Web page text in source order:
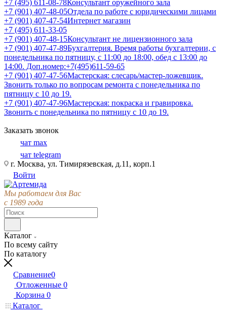
+7 (495) 611-08-78Консультант оружейного зала
+7 (901) 407-48-05Отдела по работе с юридическими лицами
+7 (901) 407-47-54Интернет магазин
+7 (495) 611-33-05
+7 (901) 407-48-15Консультант не лицензионного зала
+7 (901) 407-47-89Бухгалтерия. Время работы бухгалтерии, с
понедельника по пятницу, с 11:00 до 18:00, обед с 13:00 до
14:00. Доп.номер:+7(495)611-59-65
+7 (901) 407-47-56Мастерская: слесарь/мастер-ложевщик.
Звонить только по вопросам ремонта с понедельника по
пятницу с 10 до 19.
+7 (901) 407-47-96Мастерская: покраска и гравировка.
Звонить с понедельника по пятницу с 10 до 19.
Заказать звонок
чат max
чат telegram
г. Москва, ул. Тимирязевская, д.11, корп.1
Войти
Мы работаем для Вас
с 1989 года
Каталог
По всему сайту
По каталогу
Сравнение0
Отложенные 0
Корзина 0
Каталог